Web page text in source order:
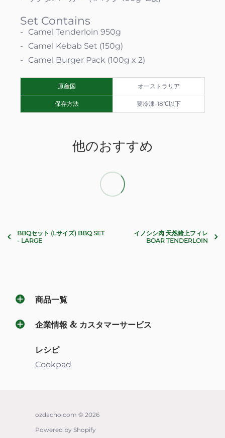
Set Contains
Camel Tenderloin 950g
Camel Kebab Set (150g)
Camel Burger Pack (100g x 2)
原産国 オーストラリア
保存方法 要冷凍-18℃以下
他のおすすめ
BBQセット (Lサイズ) BBQ SET
- LARGE
イノシシ肉 天然猪上フィレ
BOAR TENDERLOIN
商品一覧
企業情報 & カスタマーサービス
レシピ
Cookpad
ozdacho.com © 2026
Powered by Shopify